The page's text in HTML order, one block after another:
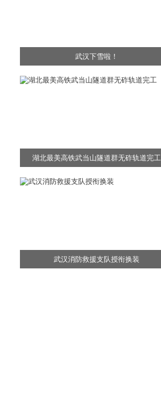
武汉下雪啦！
湖北最美高铁武当山隧道群无砟轨道完工
武汉消防救援支队授衔换装